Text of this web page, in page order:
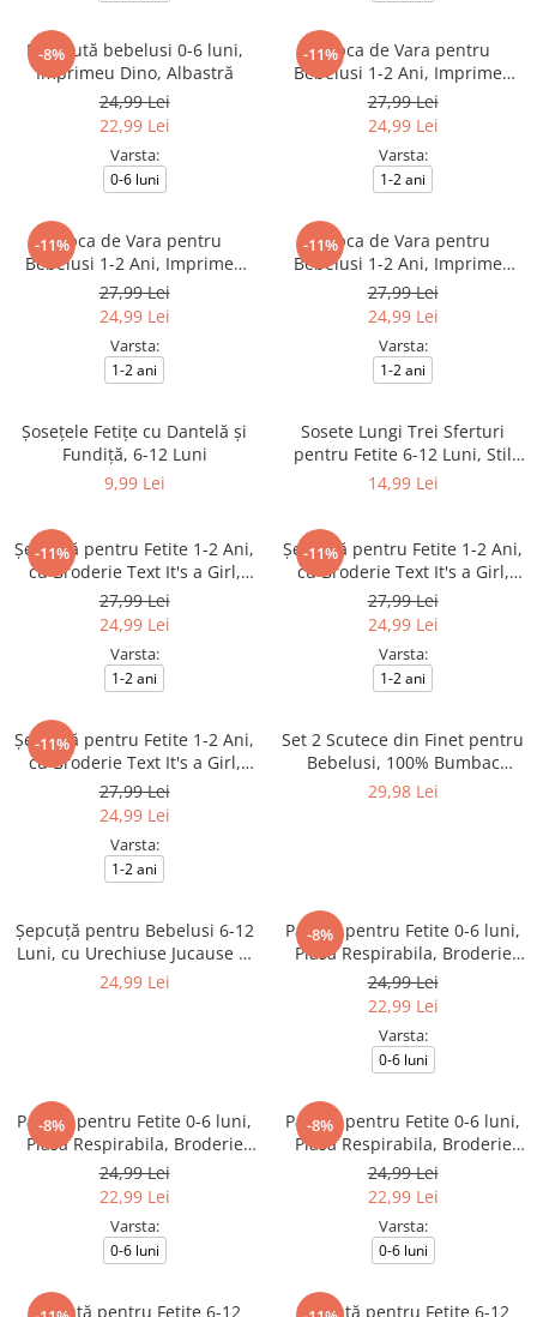
-8%
Palariută bebelusi 0-6 luni,
Imprimeu Dino, Albastră
24,99 Lei
22,99 Lei
Varsta:
0-6 luni
-11%
Sapca de Vara pentru
Bebelusi 1-2 Ani, Imprimeu
Spider Hero
27,99 Lei
24,99 Lei
Varsta:
1-2 ani
-11%
Sapca de Vara pentru
Bebelusi 1-2 Ani, Imprimeu
Spider Hero, Albastră
27,99 Lei
24,99 Lei
Varsta:
1-2 ani
-11%
Sapca de Vara pentru
Bebelusi 1-2 Ani, Imprimeu
Spider Hero, Rosie
27,99 Lei
24,99 Lei
Varsta:
1-2 ani
Șosețele Fetițe cu Dantelă și
Fundiță, 6-12 Luni
9,99 Lei
Sosete Lungi Trei Sferturi
pentru Fetite 6-12 Luni, Stil
Dres Dantelat, cu Fundita
14,99 Lei
-11%
Șepcuță pentru Fetite 1-2 Ani,
cu Broderie Text It's a Girl,
Culoare Alb
27,99 Lei
24,99 Lei
Varsta:
1-2 ani
-11%
Șepcuță pentru Fetite 1-2 Ani,
cu Broderie Text It's a Girl,
Culoare Roz
27,99 Lei
24,99 Lei
Varsta:
1-2 ani
-11%
Șepcuță pentru Fetite 1-2 Ani,
cu Broderie Text It's a Girl,
Culoare Roz Fucsia
27,99 Lei
24,99 Lei
Varsta:
1-2 ani
Set 2 Scutece din Finet pentru
Bebelusi, 100% Bumbac
Moale, Multifunctionale Roz si
29,98 Lei
Șepcuță pentru Bebelusi 6-12
Luni, cu Urechiuse Jucause si
Cozoroc in Carouri, Broderie
24,99 Lei
-8%
Palarie pentru Fetite 0-6 luni,
Plasa Respirabila, Broderie
Fundite, Elastic de Fixare,
Culoare Alb
24,99 Lei
22,99 Lei
Varsta:
0-6 luni
-8%
Palarie pentru Fetite 0-6 luni,
Plasa Respirabila, Broderie
Fundite, Elastic de Fixare,
Culoare Roz
24,99 Lei
22,99 Lei
Varsta:
0-6 luni
-8%
Palarie pentru Fetite 0-6 luni,
Plasa Respirabila, Broderie
Fundite, Elastic de Fixare,
Culoare Roz Aprins
24,99 Lei
22,99 Lei
Varsta:
0-6 luni
Șepcuță pentru Fetite 6-12 Șepcuță pentru Fetite 6-12